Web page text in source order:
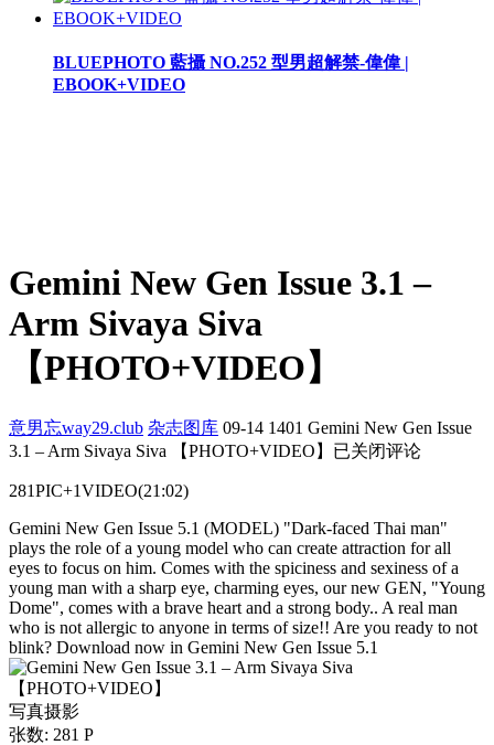
BLUEPHOTO 藍攝 NO.252 型男超解禁-偉偉 |
EBOOK+VIDEO
Gemini New Gen Issue 3.1 –
Arm Sivaya Siva
【PHOTO+VIDEO】
意男忘way29.club 杂志图库 09-14 1401 Gemini New Gen Issue
3.1 – Arm Sivaya Siva 【PHOTO+VIDEO】 已关闭评论
281PIC+1VIDEO(21:02)
Gemini New Gen Issue 5.1 (MODEL) "Dark-faced Thai man"
plays the role of a young model who can create attraction for all
eyes to focus on him. Comes with the spiciness and sexiness of a
young man with a sharp eye, charming eyes, our new GEN, "Young
Dome", comes with a brave heart and a strong body.. A real man
who is not allergic to anyone in terms of size!! Are you ready to not
blink? Download now in Gemini New Gen Issue 5.1
写真摄影
张数: 281 P